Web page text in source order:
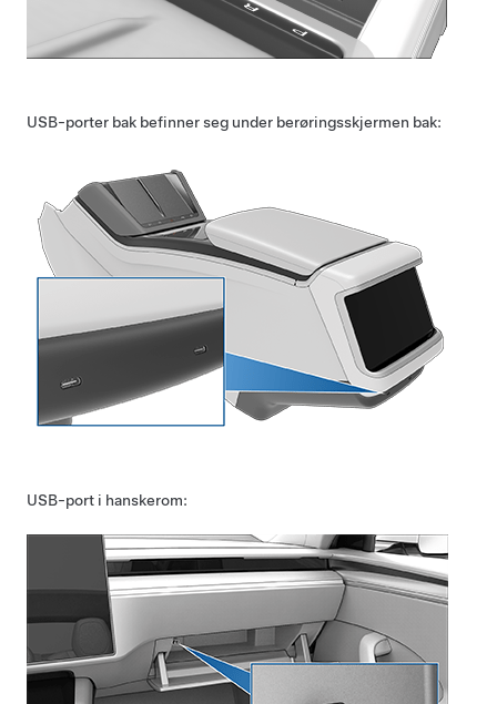
USB-porter bak befinner seg under berøringsskjermen bak:
USB-port i hanskerom: